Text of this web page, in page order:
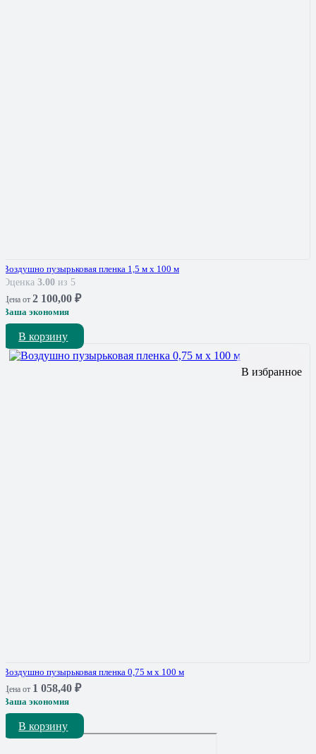
Воздушно пузырьковая пленка 1,5 м х 100 м
Оценка 3.00 из 5
Цена от 2 100,00 ₽
Ваша экономия
В корзину
В избранное
Воздушно пузырьковая пленка 0,75 м х 100 м
Цена от 1 058,40 ₽
Ваша экономия
В корзину